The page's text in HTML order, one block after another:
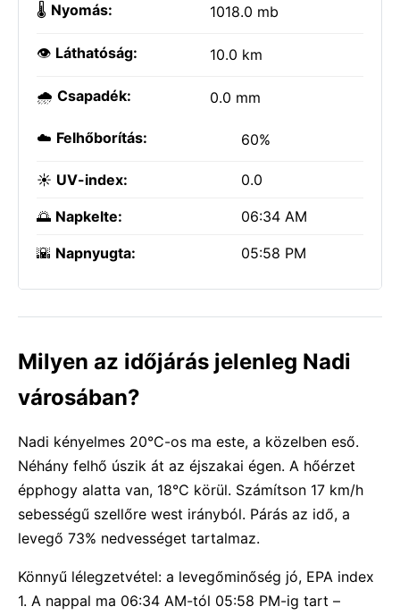
🌡️ Nyomás: 1018.0 mb
👁️ Láthatóság: 10.0 km
🌧️ Csapadék: 0.0 mm
☁️ Felhőborítás: 60%
☀️ UV-index: 0.0
🌅 Napkelte: 06:34 AM
🌇 Napnyugta: 05:58 PM
Milyen az időjárás jelenleg Nadi
városában?
Nadi kényelmes 20°C-os ma este, a közelben eső.
Néhány felhő úszik át az éjszakai égen. A hőérzet
épphogy alatta van, 18°C körül. Számítson 17 km/h
sebességű szellőre west irányból. Párás az idő, a
levegő 73% nedvességet tartalmaz.
Könnyű lélegzetvétel: a levegőminőség jó, EPA index
1. A nappal ma 06:34 AM-tól 05:58 PM-ig tart –